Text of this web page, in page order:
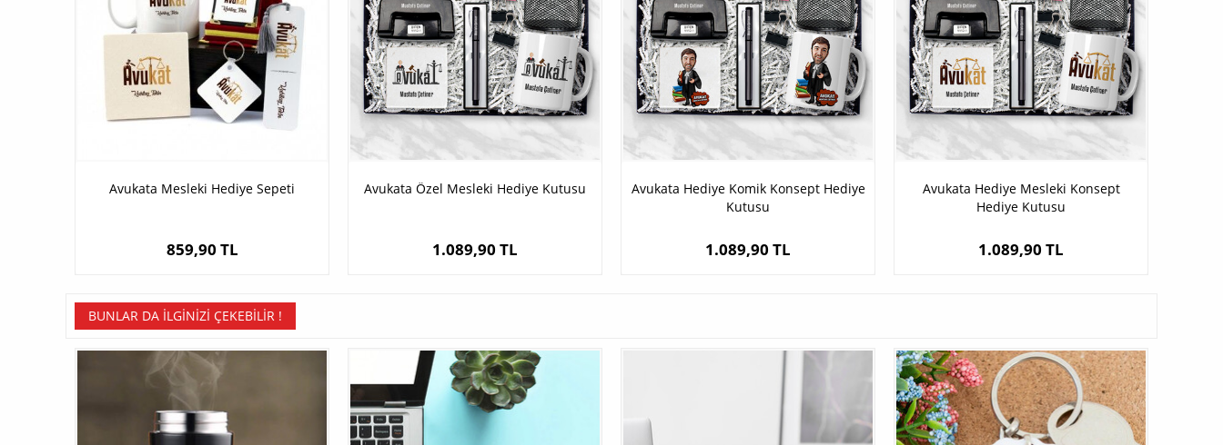
Avukata Mesleki Hediye Sepeti
859,90 TL
Avukata Özel Mesleki Hediye Kutusu
1.089,90 TL
Avukata Hediye Komik Konsept Hediye
Kutusu
1.089,90 TL
Avukata Hediye Mesleki Konsept
Hediye Kutusu
1.089,90 TL
BUNLAR DA İLGINIZI ÇEKEBILIR !